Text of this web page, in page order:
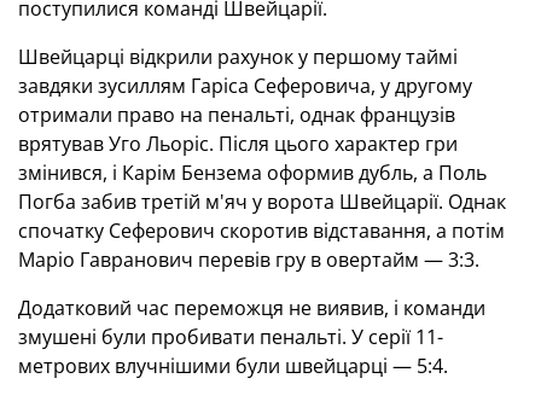
поступилися команді Швейцарії.
Швейцарці відкрили рахунок у першому таймі
завдяки зусиллям Гаріса Сеферовича, у другому
отримали право на пенальті, однак французів
врятував Уго Льоріс. Після цього характер гри
змінився, і Карім Бензема оформив дубль, а Поль
Погба забив третій м'яч у ворота Швейцарії. Однак
спочатку Сеферович скоротив відставання, а потім
Маріо Гавранович перевів гру в овертайм — 3:3.
Додатковий час переможця не виявив, і команди
змушені були пробивати пенальті. У серії 11-
метрових влучнішими були швейцарці — 5:4.